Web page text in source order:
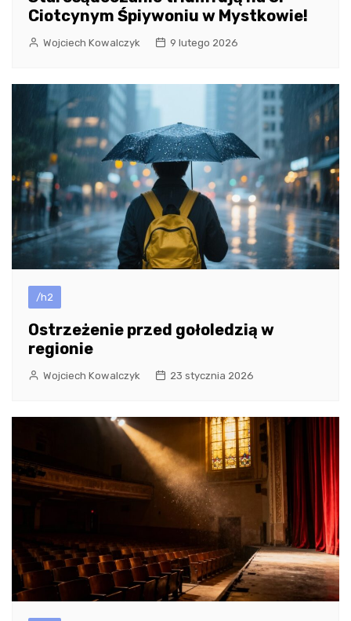
Ciotcynym Śpiywoniu w Mystkowie!
Wojciech Kowalczyk 9 lutego 2026
/h2
Ostrzeżenie przed gołoledzią w
regionie
Wojciech Kowalczyk 23 stycznia 2026